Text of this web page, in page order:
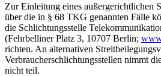
Zur Einleitung eines außergerichtlichen
über die in § 68 TKG genannten Fälle
die Schlichtungsstelle
(Fehrbelliner Platz 3, 10707 Berlin;
richten. An alternativen
Verbraucherschlichtungsstellen nimmt
nicht teil.